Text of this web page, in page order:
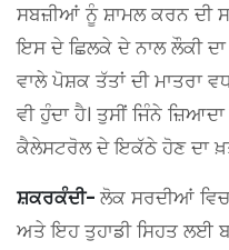
ਸਬਜ਼ੀਆਂ ਨੂੰ ਸ਼ਾਮਲ ਕਰਨ ਦੀ
ਇਸ ਦੇ ਛਿਲਕੇ ਦੇ ਨਾਲ ਲੌਕੀ
ਵਾਲੇ ਪੋਸ਼ਕ ਤੱਤਾਂ ਦੀ ਮਾਤਰਾ
ਵੀ ਹੁੰਦਾ ਹੈ। ਤੁਸੀਂ ਜਿੰਨੇ
ਕੈਲੇਸਟਰੋਲ ਦੇ ਇਕੱਠੇ ਹੋਣ ਦਾ
ਸ਼ਕਰਕੰਦੀ-ਲੋਕ ਸਰਦੀਆਂ
ਅਤੇ ਇਹ ਤੁਹਾਡੀ ਸਿਹਤ ਲਈ